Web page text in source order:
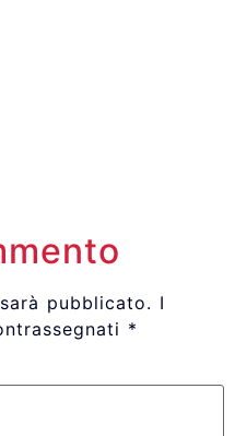
pubblicato. I
*